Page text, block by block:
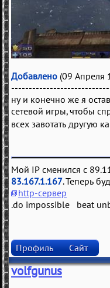
Добавлено (09 Апреля
ну и конечно же я
сетевой игры, чтобы
всех завотать другую
Мой IP сменился с
83.167.1.167. Теперь
http-сервер
.do impossible beat
Профиль Сайт
volfgunus